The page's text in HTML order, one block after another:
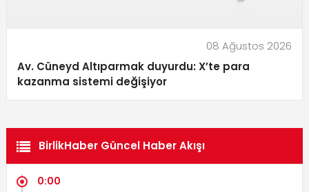
08 Ağustos 2026
Av. Cüneyd Altıparmak duyurdu: X’te para
kazanma sistemi değişiyor
BirlikHaber Güncel Haber Akışı
0:00